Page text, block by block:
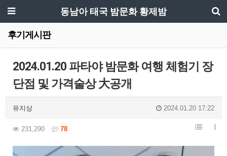
동남아 태국 밤문화 황제밤
후기게시판
2024.01.20 파타야 밤문화 여행 체험기 장
단점 및 가격술상 大공개
유지상 2024.01.20 17:22
231,290 78